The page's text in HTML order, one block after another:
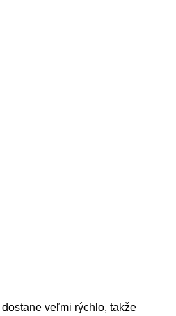
veľmi rýchlo, takže